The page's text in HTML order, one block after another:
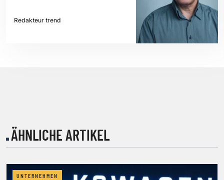
Redakteur trend
ÄHNLICHE ARTIKEL
UNTERNEHMEN